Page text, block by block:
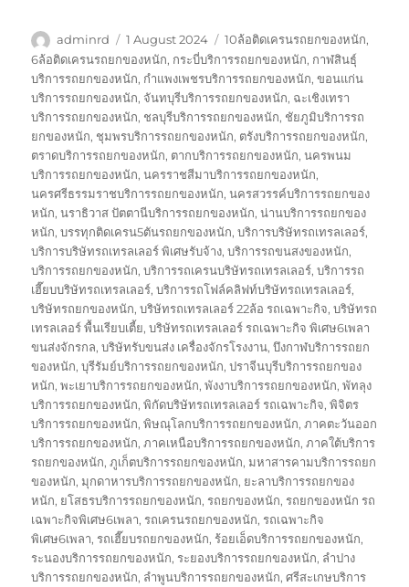
Author
adminrd
Posted
on
1 August 2024 Tags
10ล้อติดเครนรถยกของหนัก,
6ล้อติดเครนรถยกของหนัก, กระบี่บริการรถยกของหนัก, กาฬสินธุ์
บริการรถยกของหนัก, กำแพงเพชรบริการรถยกของหนัก,ขอนแก่น
บริการรถยกของหนัก, จันทบุรีบริการรถยกของหนัก, ฉะเชิงเทรา
บริการรถยกของหนัก, ชลบุรีบริการรถยกของหนัก, ชัยภูมิบริการรถ
ยกของหนัก, ชุมพรบริการรถยกของหนัก, ตรังบริการรถยกของหนัก,
ตราดบริการรถยกของหนัก, ตากบริการรถยกของหนัก,นครพนม
บริการรถยกของหนัก,นครราชสีมาบริการรถยกของหนัก,
นครศรีธรรมราชบริการรถยกของหนัก,นครสวรรค์บริการรถยกของ
หนัก,นราธิวาส ปัตตานีบริการรถยกของหนัก,น่านบริการรถยกของ
หนัก,บรรทุกติดเครน5ตันรถยกของหนัก,บริการบริษัทรถเทรลเลอร์,
บริการบริษัทรถเทรลเลอร์ พิเศษรับจ้าง,บริการรถขนสงของหนัก,
บริการรถยกของหนัก,บริการรถเครนบริษัทรถเทรลเลอร์,บริการรถ
เฮี๊ยบบริษัทรถเทรลเลอร์,บริการรถโฟล์คลิฟท์บริษัทรถเทรลเลอร์,
บริษัทรถยกของหนัก,บริษัทรถเทรลเลอร์ 22ล้อ รถเฉพาะกิจ,บริษัทรถ
เทรลเลอร์ พื้นเรียบเตี้ย,บริษัทรถเทรลเลอร์ รถเฉพาะกิจ พิเศษ6เพลา
ขนส่งจักรกล,บริษัทรับขนส่ง เครื่องจักรโรงงาน,บึงกาฬบริการรถยก
ของหนัก,บุรีรัมย์บริการรถยกของหนัก,ปราจีนบุรีบริการรถยกของ
หนัก,พะเยาบริการรถยกของหนัก,พังงาบริการรถยกของหนัก,พัทลุง
บริการรถยกของหนัก,พิกัดบริษัทรถเทรลเลอร์ รถเฉพาะกิจ,พิจิตร
บริการรถยกของหนัก,พิษณุโลกบริการรถยกของหนัก,ภาคตะวันออก
บริการรถยกของหนัก,ภาคเหนือบริการรถยกของหนัก,ภาคใต้บริการ
รถยกของหนัก,ภูเก็ตบริการรถยกของหนัก,มหาสารคามบริการรถยก
ของหนัก,มุกดาหารบริการรถยกของหนัก, ยะลาบริการรถยกของ
หนัก, ยโสธรบริการรถยกของหนัก,รถยกของหนัก,รถยกของหนัก รถ
เฉพาะกิจพิเศษ6เพลา,รถเครนรถยกของหนัก,รถเฉพาะกิจ
พิเศษ6เพลา,รถเฮี๊ยบรถยกของหนัก,ร้อยเอ็ดบริการรถยกของหนัก,
ระนองบริการรถยกของหนัก,ระยองบริการรถยกของหนัก, ลำปาง
บริการรถยกของหนัก, ลำพูนบริการรถยกของหนัก,ศรีสะเกษบริการ